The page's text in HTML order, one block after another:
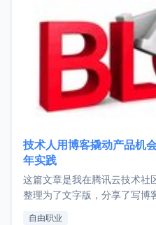
技术人用博客撬动产品机
年实践
这篇文章是我在腾讯云技术社
整理为了文字版，分享了写博
自由职业